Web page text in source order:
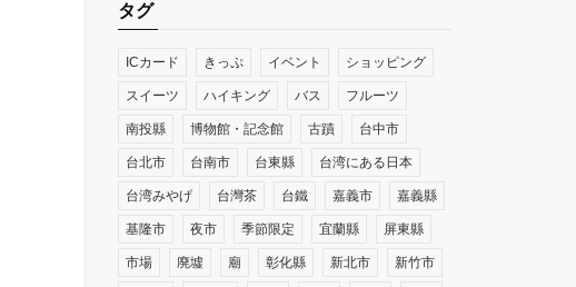
タグ
ICカード きっぷ イベント ショッピング
スイーツ ハイキング バス フルーツ
南投縣 博物館・記念館 古蹟 台中市
台北市 台南市 台東縣 台湾にある日本
台湾みやげ 台灣茶 台鐵 嘉義市 嘉義縣
基隆市 夜市 季節限定 宜蘭縣 屏東縣
市場 廃墟 廟 彰化縣 新北市 新竹市